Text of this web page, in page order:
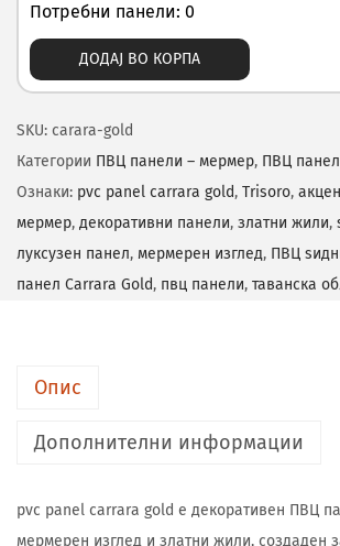
Потребни панели: 0
ДОДАЈ ВО КОРПА
SKU: carara-gold
Категории ПВЦ панели – мермер, ПВЦ
Ознаки: pvc panel carrara gold, Trisoro,
мермер, декоративни панели, златни жили,
луксузен панел, мермерен изглед, ПВЦ
панел Carrara Gold, пвц панели, таванска
Опис
Дополнителни информации
pvc panel carrara gold е декоративен ПВЦ
мермерен изглед и златни жили, создаден